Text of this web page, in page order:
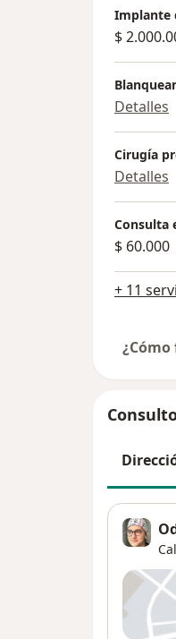
Implante
$
Detalles
Cirugía
Detalles
Consulta
$ 60.000
+ 11